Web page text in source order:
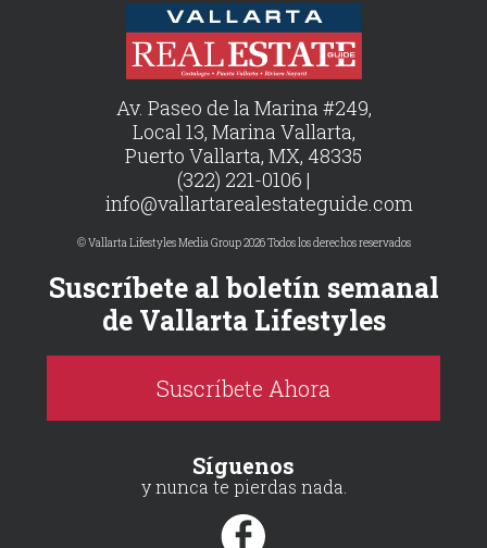
Av. Paseo de la Marina #249,
Local 13, Marina Vallarta,
Puerto Vallarta, MX, 48335
(322) 221-0106 |
info@vallartarealestateguide.com
© Vallarta Lifestyles Media Group 2026 Todos los derechos reservados
Suscríbete al boletín semanal
de Vallarta Lifestyles
Suscríbete Ahora
Síguenos
y nunca te pierdas nada.